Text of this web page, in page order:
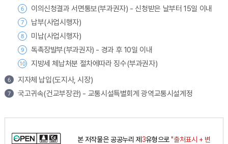
이의신청결과 서면통보(부과권자) - 신청받은 날부터 15일 이내
납부(사업시행자)
미납(사업시행자)
독촉장발부(부과권자) - 경과 후 10일 이내
지방세 체납처분 절차에따라 징수(부과권자)
지자체 납입(도지사, 시장)
국고귀속(건교부장관) - 교통시설특별회계 광역교통시설계정
본 저작물은 공공누리 제3유형으로"출처표시 + 변